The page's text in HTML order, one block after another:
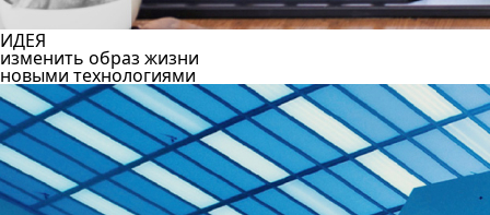
ИДЕЯ
изменить образ жизни
новыми технологиями